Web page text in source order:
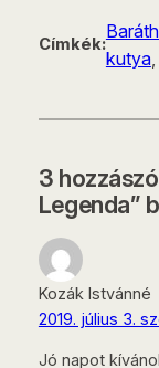
Címkék:
kutya,
3
Legenda”
Kozák Istvánné
2019. július 3.
Jó napot